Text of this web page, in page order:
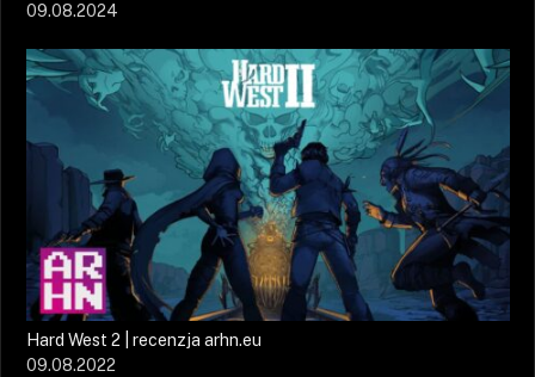
09.08.2024
Hard West 2 | recenzja arhn.eu
09.08.2022